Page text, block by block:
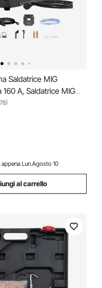
Saldatrice MIG
A, Saldatrice MIG
Portatile
Gas Gas MMA Lift
Inverter IGBT,
appena Lun.Agosto 10
al carrello